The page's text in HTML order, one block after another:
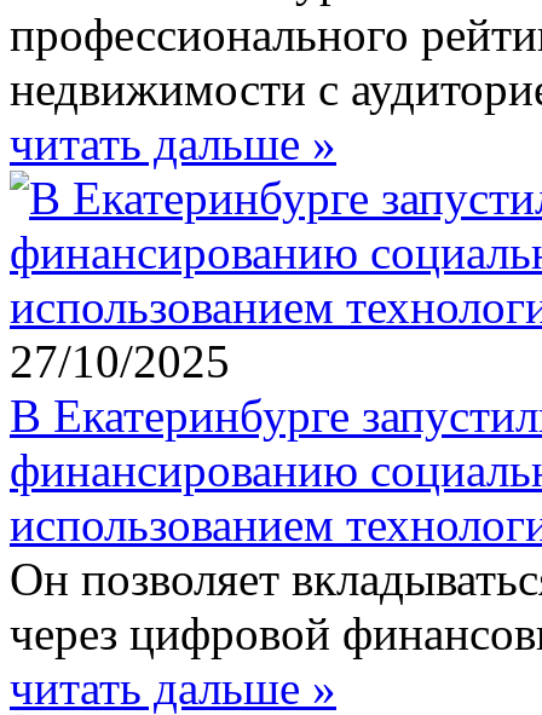
профессионального
недвижимости с
читать дальше »
27/10/2025
В Екатеринбурге
финансированию
использованием
Он позволяет
через цифровой
читать дальше »